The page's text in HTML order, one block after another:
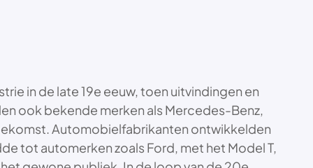
in de late 19e eeuw, toen uitvindingen en
ook bekende merken als Mercedes-Benz,
Automobielfabrikanten ontwikkelden
tot automerken zoals Ford, met het Model T,